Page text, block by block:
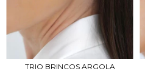
TRIO BRINCOS ARGOLA